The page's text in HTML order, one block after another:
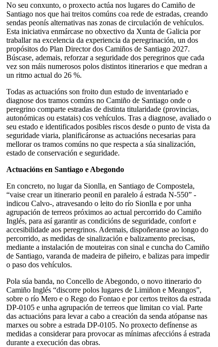
No seu conxunto, o proxecto actúa nos lugares do Camiño de
Santiago nos que hai treitos comúns coa rede de estradas, creando
sendas peonís alternativas nas zonas de circulación de vehículos.
Esta iniciativa enmárcase no obxectivo da Xunta de Galicia por
traballar na excelencia da experiencia da peregrinación, un dos
propósitos do Plan Director dos Camiños de Santiago 2027.
Búscase, ademais, reforzar a seguridade dos peregrinos que cada
vez son máis numerosos polos distintos itinerarios e que medran a
un ritmo actual do 26 %.
Todas as actuacións son froito dun estudo de inventariado e
diagnose dos tramos comúns no Camiño de Santiago onde o
peregrino comparte estradas de distinta titularidade (provincias,
autonómicas ou estatais) cos vehículos. Tras a diagnose, avaliado o
seu estado e identificados posibles riscos desde o punto de vista da
seguridade viaria, planificáronse as actuacións necesarias para
mellorar os tramos comúns no que respecta a súa sinalización,
estado de conservación e seguridade.
Actuacións en Santiago e Abegondo
En concreto, no lugar da Sionlla, en Santiago de Compostela,
“vaise crear un itinerario peonil en paralelo á estrada N-550” -
indicou Calvo-, atravesando o leito do río Sionlla e por unha
agrupación de terreos próximos ao actual percorrido do Camiño
Inglés, para así garantir as condicións de seguridade, confort e
accesibilidade aos peregrinos. Ademais, dispoñeranse ao longo do
percorrido, as medidas de sinalización e balizamento precisas,
mediante a instalación de mouteiras con sinal e cuncha do Camiño
de Santiago, varanda de madeira de piñeiro, e balizas para impedir
o paso dos vehículos.
Pola súa banda, no Concello de Abegondo, o novo itinerario do
Camiño Inglés “discorre polos lugares de Limiñon e Meangos”,
sobre o río Mero e o Rego do Fontao e por certos treitos da estrada
DP-0105 e unha agrupación de terreos que limitan co vial. Parte
das actuacións para levar a cabo a creación da senda atópanse nas
marxes ou sobre a estrada DP-0105. No proxecto defínense as
medidas a considerar para provocar as mínimas afeccións á estrada
durante a execución das obras.